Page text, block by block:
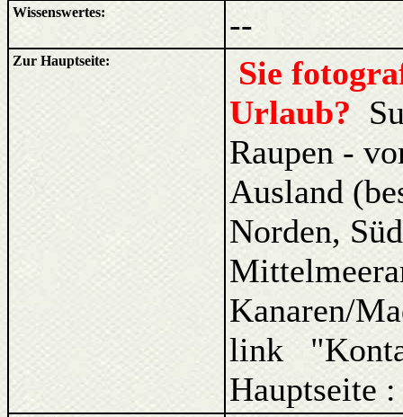
Wissenswertes: --
Zur Hauptseite:
Sie
Urlaub?
Raupen -
Ausland
Norden,
Kanaren/
link
Hauptseite :